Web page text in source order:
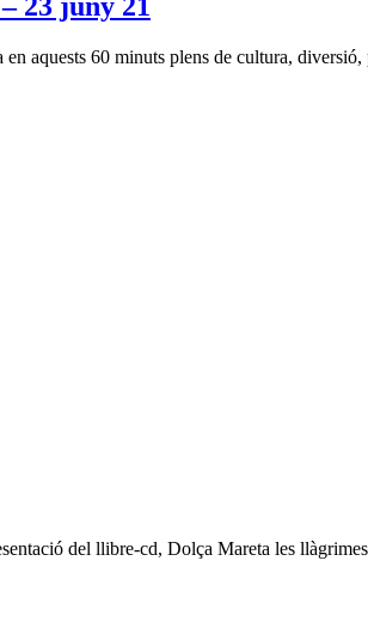
23 juny 21
aquests 60 minuts plens de cultura,
del llibre-cd, Dolça Mareta les